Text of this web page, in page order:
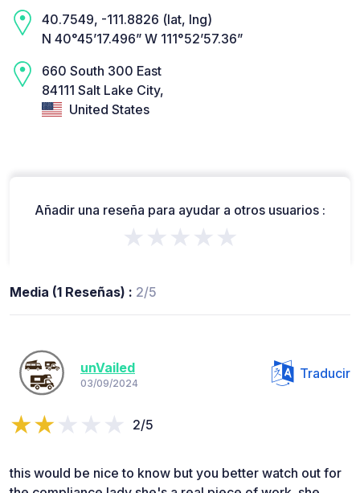
40.7549, -111.8826 (lat, lng)
N 40°45’17.496” W 111°52’57.36”
660 South 300 East
84111 Salt Lake City,
United States
Añadir una reseña para ayudar a otros usuarios :
★★★★★
Media (1 Reseñas) : 2/5
unVailed
03/09/2024
Traducir
2/5
this would be nice to know but you better watch out for